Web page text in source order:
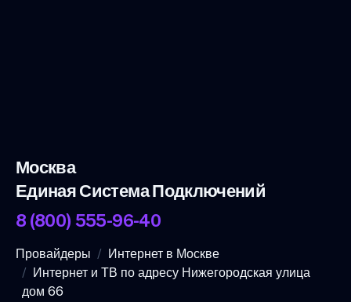
Москва
Единая Система Подключений
8 (800) 555-96-40
Провайдеры
Интернет в Москве
Интернет и ТВ по адресу Нижегородская улица
дом 66